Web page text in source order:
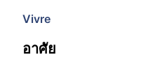
Vivre
อาศัย